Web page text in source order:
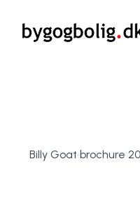
Billy Goat brochure